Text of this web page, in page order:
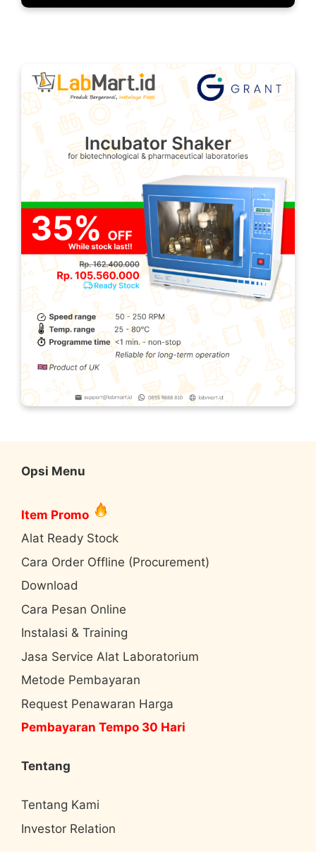
Opsi Menu
Item Promo
Alat Ready Stock
Cara Order Offline (Procurement)
Download
Cara Pesan Online
Instalasi & Training
Jasa Service Alat Laboratorium
Metode Pembayaran
Request Penawaran Harga
Pembayaran Tempo 30 Hari
Tentang
Tentang Kami
Investor Relation